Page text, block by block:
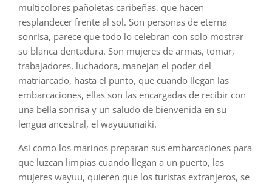
multicolores pañoletas caribeñas, que hacen
resplandecer frente al sol. Son personas de eterna
sonrisa, parece que todo lo celebran con solo mostrar
su blanca dentadura. Son mujeres de armas, tomar,
trabajadores, luchadora, manejan el poder del
matriarcado, hasta el punto, que cuando llegan las
embarcaciones, ellas son las encargadas de recibir con
una bella sonrisa y un saludo de bienvenida en su
lengua ancestral, el wayuuunaiki.
Así como los marinos preparan sus embarcaciones para
que luzcan limpias cuando llegan a un puerto, las
mujeres wayuu, quieren que los turistas extranjeros, se